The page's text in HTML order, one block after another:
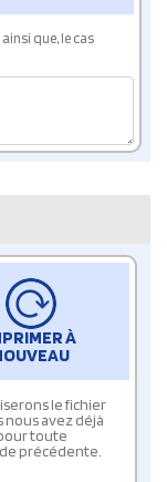
que, le cas
À
le fichier
nous avez déjà
toute
précédente.